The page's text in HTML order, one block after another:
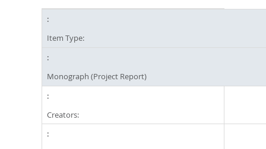
Item Type:
Monograph (Project Report)
Creators: